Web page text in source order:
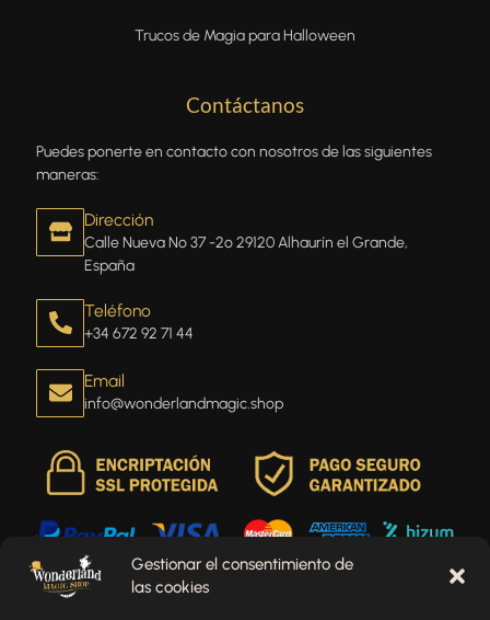
Gestionar el consentimiento de
las cookies
Contáctanos
Puedes ponerte en contacto con nosotros de las siguientes
maneras:
Dirección
Calle Nueva Nº 37 -2º 29120 Alhaurín el Grande,
España
Teléfono
+34 672 92 71 44
Email
info@wonderlandmagic.shop
Trucos de Magia para Halloween
Envíenos un mensaje